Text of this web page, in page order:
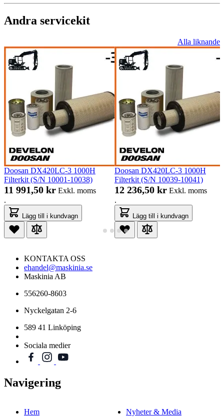
Andra servicekit
Alla liknande
Doosan DX420LC-3 1000H
Filterkit (S/N 10001-10038)
11 991,50 kr Exkl. moms
.
Lägg till i kundvagn
Doosan DX420LC-3 1000H
Filterkit (S/N 10039-10041)
12 236,50 kr Exkl. moms
.
Lägg till i kundvagn
KONTAKTA OSS
ehandel@maskinia.se
Maskinia AB
556260-8603
Nyckelgatan 2-6
589 41 Linköping
Sociala medier
Navigering
Hem
Nyheter & Media